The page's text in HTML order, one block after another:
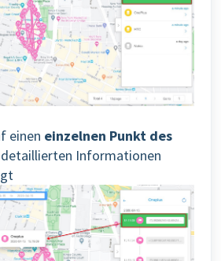
einen einzelnen Punkt des
Informationen